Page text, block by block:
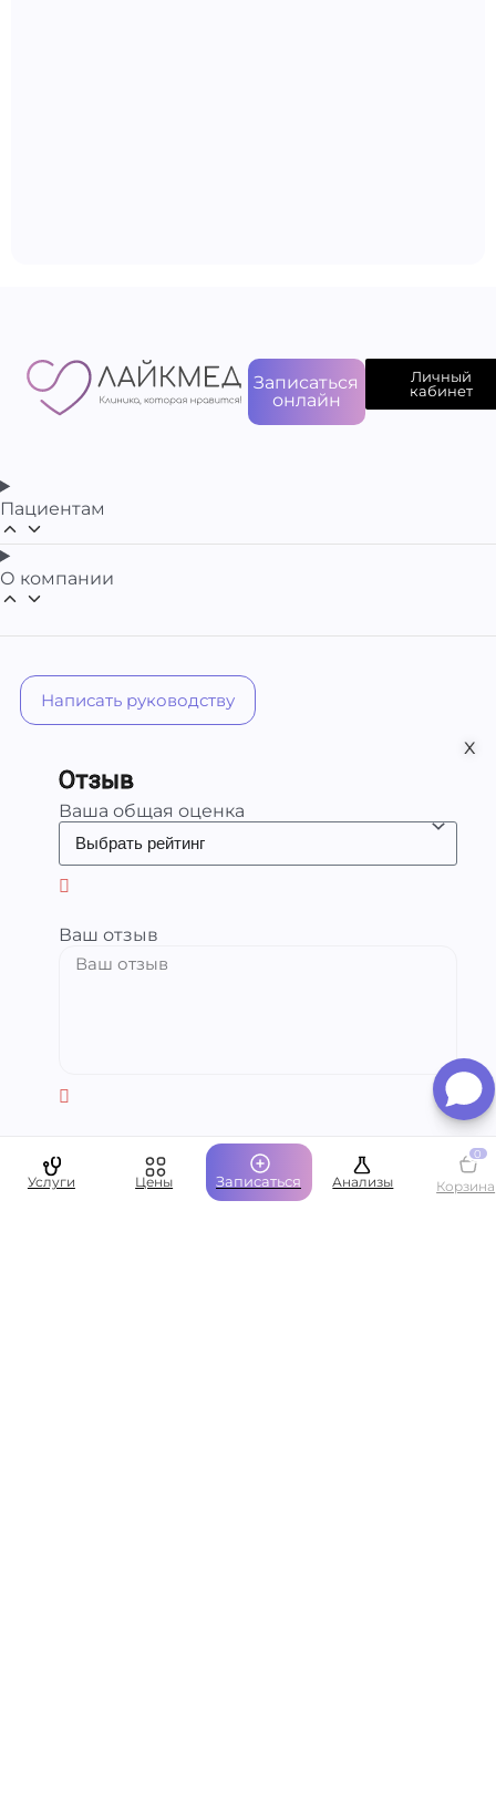
Записаться
онлайн
Личный
кабинет
Написать руководству
х
Отзыв
Ваша общая оценка
Ваш отзыв
Пациентам
О компании
Услуги Цены Записаться Анализы
0
Корзина